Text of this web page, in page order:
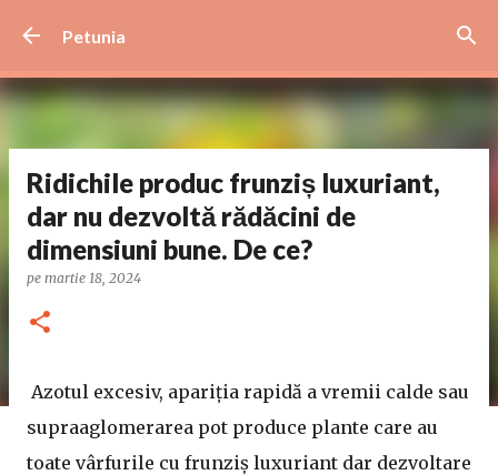
Petunia
Ridichile produc frunziș luxuriant,
dar nu dezvoltă rădăcini de
dimensiuni bune. De ce?
pe martie 18, 2024
Azotul excesiv, apariția rapidă a vremii calde sau
supraaglomerarea pot produce plante care au
toate vârfurile cu frunziș luxuriant dar dezvoltare